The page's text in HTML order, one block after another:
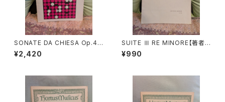
SONATE DA CHIESA Op.4 -
Op.8【著者：G.LEGRENZI】出
版社：HEUGEL& Cie 1968年
¥2,420
SUITE Ⅲ RE MINORE【著者：
DIEUPART】出版社：EDITION
MOECK 1966年
¥990